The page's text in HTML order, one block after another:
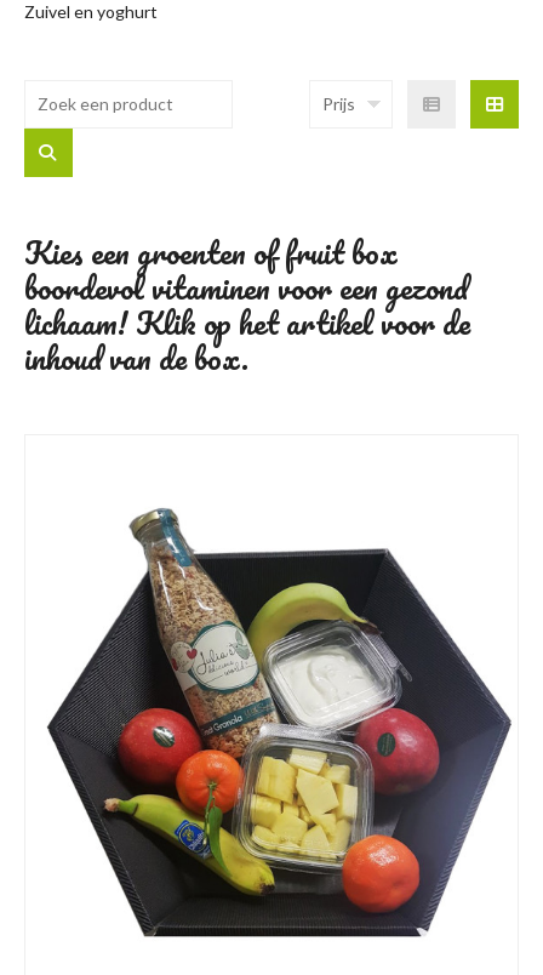
Zuivel en yoghurt
Prijs
Kies een groenten of fruit box
boordevol vitaminen voor een gezond
lichaam! Klik op het artikel voor de
inhoud van de box.